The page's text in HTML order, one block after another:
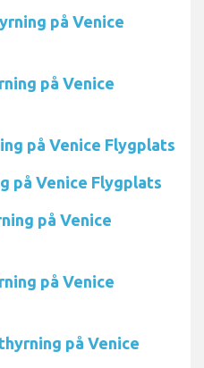
på Venice
på Venice
på Venice Flygplats
på Venice Flygplats
på Venice
på Venice
på Venice